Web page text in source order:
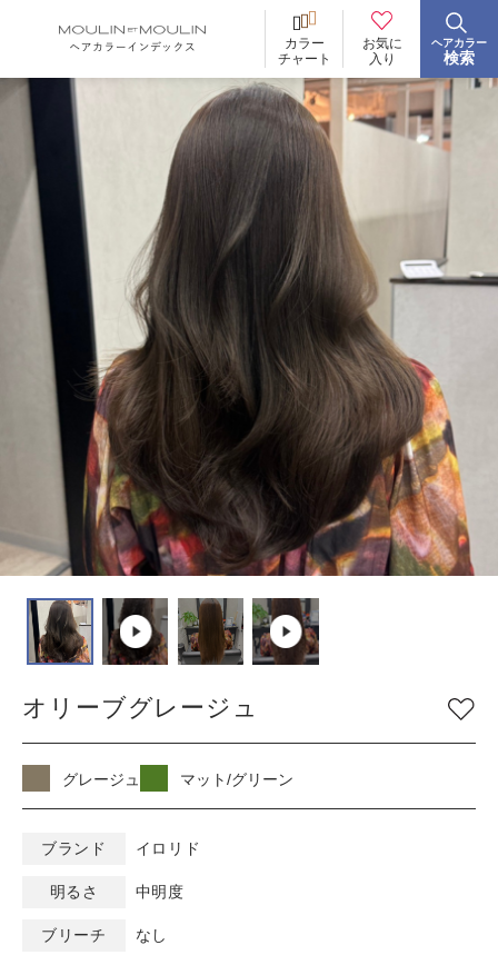
カラー
チャート
お気に
入り
ヘアカラー
検索
BRAND ブランド
イロリド
ヒカリナス
ノジア
ネイチャーディープカラー
ネイチャーディープ スピーディーカラー
TONE 明るさ
低明度 中明度 高明度
BLEACH ブリーチ
あり なし
COLOR 色
ベージュ
グレージュ
シルバー
グレイ
ブラウン
アッシュ/ブルー
ピンク
マット/グリーン
レッド
オレンジ
バイオレット/パープ
イエロー/ホワイト
オリーブグレージュ
グレージュ マット/グリーン
ブランド イロリド
明るさ 中明度
ブリーチ なし